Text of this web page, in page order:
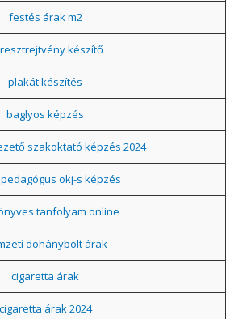
festés árak m2
készítő
plakát készítés
baglyos képzés
szakoktató képzés 2024
okj-s képzés
tanfolyam online
dohánybolt árak
cigaretta árak
cigaretta árak 2024